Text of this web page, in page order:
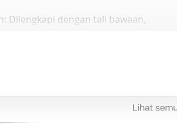
Dilengkapi dengan tali bawaan,
di mana pun Kamu berada,
Temukan kekuatan baterai
151 x 71.4 x 15.9 mm, memberikan
dan tablet selama berhari-hari.